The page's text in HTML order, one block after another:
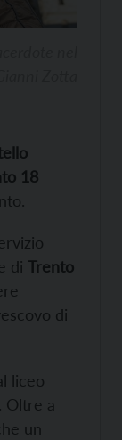
18
di Trento
di
liceo
Oltre a
un